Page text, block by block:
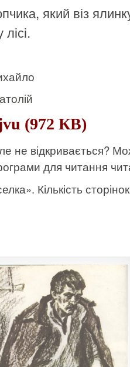
який віз
(972 КВ)
не відкривається?
для читання
Кількість